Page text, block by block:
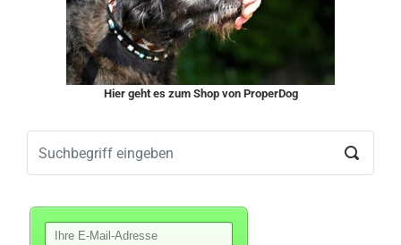
Hier geht es zum Shop von ProperDog